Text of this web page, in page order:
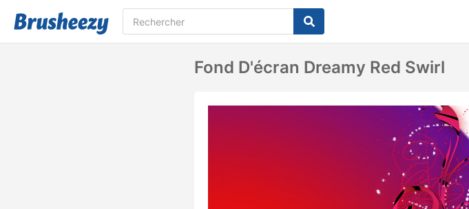
Fond D'écran Dreamy Red Swirl